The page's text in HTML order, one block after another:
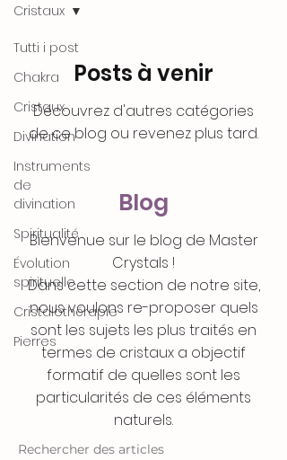
Tutti i post
Chakra
Cristaux
Divination
Instruments
de
divination
Spiritualité
Évolution
spirituelle
Cristalothérapie
Pierres
Cristaux
Posts à venir
Découvrez d'autres catégories
de ce blog ou revenez plus tard.
Blog
Bienvenue sur le blog de Master
Crystals !
Dans cette section de notre site,
nous voulons re-proposer quels
sont les sujets les plus traités en
termes de cristaux a objectif
formatif de quelles sont les
particularités de ces éléments
naturels.
Rechercher des articles